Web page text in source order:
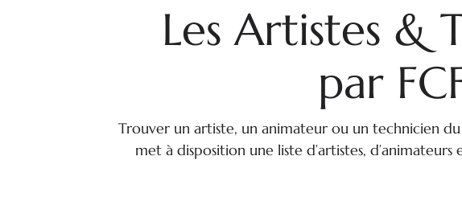
Les Artistes &
par
Trouver un artiste, un animateur ou un technicien
met à disposition une liste d’artistes,